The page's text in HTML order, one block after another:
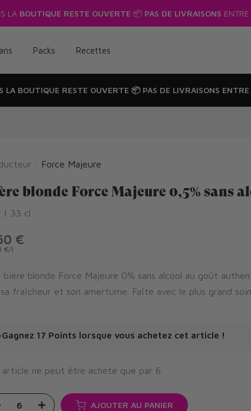
🔥 10% de réduction
Packs Recettes
LA BOUTIQUE RESTE OUVERTE 📦 PAS DE LIVRAISONS
: Force Majeure
blonde Force Majeure 0,5% sans
| 33 cl
€
€/l
bière blonde Force Majeure 0% sans alcool au goût
fraîcheur et son amertume. Faîte avec le plus grand soin
Gagnez 17 Points lorsque vous achetez cet article !
article ne peut être acheté que par 6
AJOUTER AU PANIER